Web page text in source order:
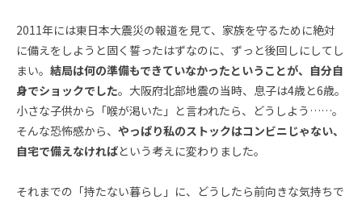
2011年には東日本大震災の報道を見て、家族を守るために絶対
に備えをしようと固く誓ったはずなのに、ずっと後回しにしてし
まい。 結局は何の準備もできていなかったということが、自分自
身でショックでした。大阪府北部地震の当時、息子は4歳と6歳。
小さな子供から「喉が渇いた」と言われたら、どうしよう……。
そんな恐怖感から、 やっぱり私のストックはコンビニじゃない、
自宅で備えなければという考えに変わりました。
それまでの「持たない暮らし」に、どうしたら前向きな気持ちで